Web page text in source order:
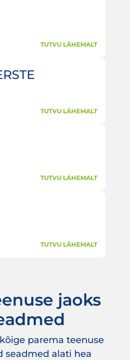
TUTVU LÄHEMALT
TUTVU LÄHEMALT
TUTVU LÄHEMALT
TUTVU LÄHEMALT
jaoks
parema teenuse
seadmed alati hea